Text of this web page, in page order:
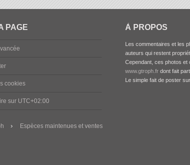
PAGE
cookies
sur UTC+02:00
À PROPOS
Les commentaires et les
auteurs qui restent
Cependant, ces photos et
www.gtroph.frdont fait
Le simple fait de poster
Espèces maintenues et ventes